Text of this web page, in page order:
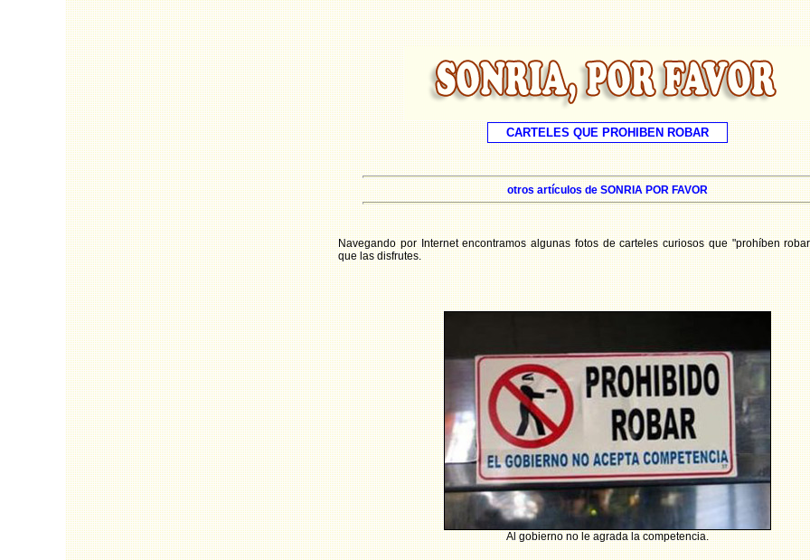
CARTELES QUE PROHIBEN ROBAR
otros artículos de SONRIA POR FAVOR
Navegando por Internet encontramos algunas fotos de carteles curiosos que "prohíben
que las disfrutes.
Al gobierno no le agrada la competencia.